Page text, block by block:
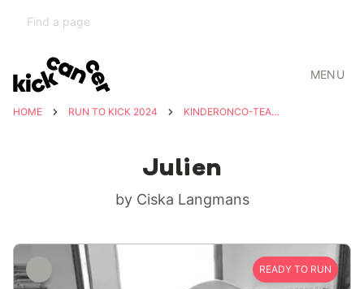
MENU
HOME RUN TO KICK 2024 KINDERONCO-TEAM UZ LEUVEN
Julien
by Ciska Langmans
READY TO RUN